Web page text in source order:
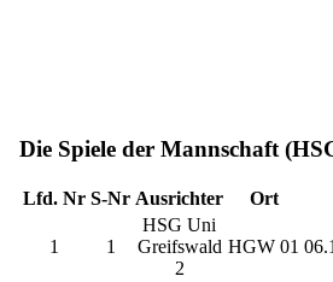
Die Spiele der Mannschaft
Lfd. Nr S-Nr Ausrichter Ort
1 1
HSG Uni
Greifswald
2
HGW 01